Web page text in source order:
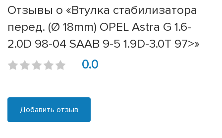
Отзывы о «Втулка стабилизатора
перед. (Ø 18mm) OPEL Astra G 1.6-
2.0D 98-04 SAAB 9-5 1.9D-3.0T 97>»
0.0
Добавить отзыв